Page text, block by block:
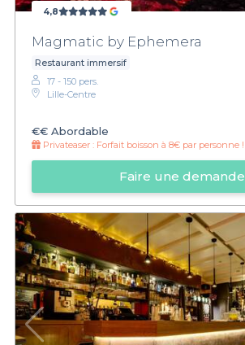
4,8
Magmatic by Ephemera
Restaurant immersif
17 - 150 pers.
Lille-Centre
€€ Abordable
Privateaser : Forfait boisson à 8€ par personne !
Faire une demande